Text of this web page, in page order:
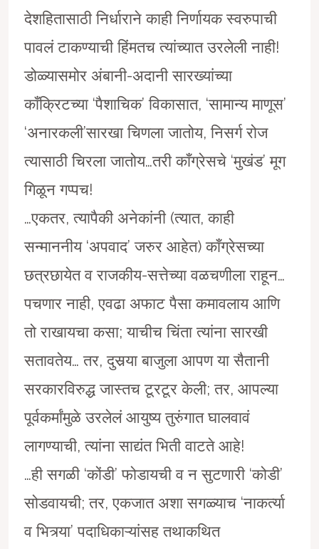
देशहितासाठी निर्धाराने काही निर्णायक स्वरुपाची
पावलं टाकण्याची हिंमतच त्यांच्यात उरलेली नाही!
डोळ्यासमोर अंबानी-अदानी सारख्यांच्या
काँक्रिटच्या ‘पैशाचिक’ विकासात, ‘सामान्य माणूस’
‘अनारकली’सारखा चिणला जातोय, निसर्ग रोज
त्यासाठी चिरला जातोय…तरी काँग्रेसचे ‘मुखंड’ मूग
गिळून गप्पच!
…एकतर, त्यापैकी अनेकांनी (त्यात, काही
सन्माननीय ‘अपवाद’ जरुर आहेत) काँग्रेसच्या
छत्रछायेत व राजकीय-सत्तेच्या वळचणीला राहून…
पचणार नाही, एवढा अफाट पैसा कमावलाय आणि
तो राखायचा कसा; याचीच चिंता त्यांना सारखी
सतावतेय… तर, दुसर्या बाजुला आपण या सैतानी
सरकारविरुद्ध जास्तच टूरटूर केली; तर, आपल्या
पूर्वकर्मांमुळे उरलेलं आयुष्य तुरुंगात घालवावं
लागण्याची, त्यांना साद्यंत भिती वाटते आहे!
…ही सगळी ‘कोंडी’ फोडायची व न सुटणारी ‘कोडी’
सोडवायची; तर, एकजात अशा सगळ्याच ‘नाकर्त्या
व भित्र्या’ पदाधिकाऱ्यांसह तथाकथित